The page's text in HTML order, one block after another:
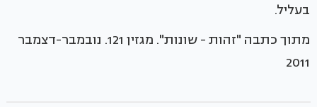
בעליל.
מתוך כתבה "זהות - שונות". מגזין 121. נובמבר-דצמבר
2011